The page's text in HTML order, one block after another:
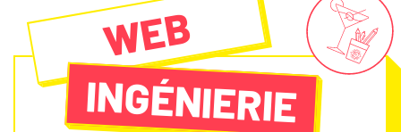
WEB
INGÉNIERIE